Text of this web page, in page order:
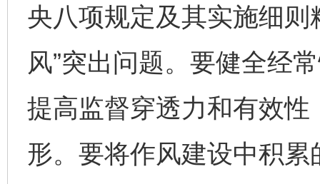
央八项规定及其实施细则
风”突出问题。要健全经
提高监督穿透力和有效
形。要将作风建设中积